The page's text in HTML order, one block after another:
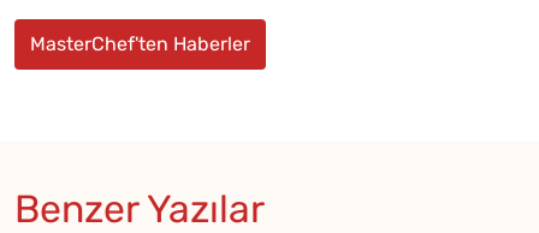
MasterChef'ten Haberler
Benzer Yazılar